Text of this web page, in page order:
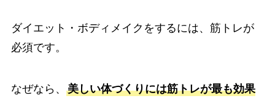
ダイエット・ボディメイクをするには、筋トレが
必須です。
なぜなら、 美しい体づくりには筋トレが最も効果